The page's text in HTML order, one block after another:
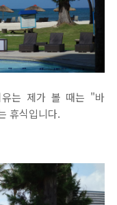
유는 제가 볼 때는 "바
휴식입니다.